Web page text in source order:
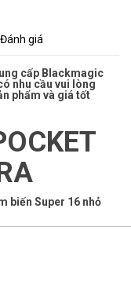
Đánh giá
cấp Blackmagic
nhu cầu vui lòng
phẩm và giá tốt
biến Super 16 nhỏ